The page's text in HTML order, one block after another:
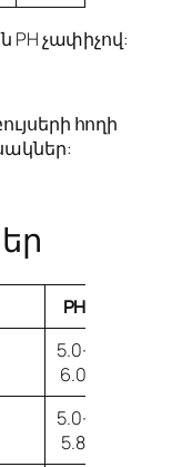
PH չափիչով:
հողի
PH
5.0-
6.0
5.0-
5.8